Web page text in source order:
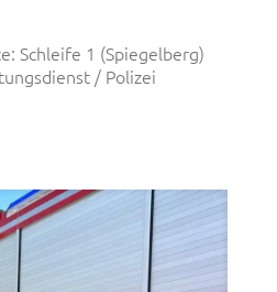
Schleife 1 (Spiegelberg)
/ Polizei